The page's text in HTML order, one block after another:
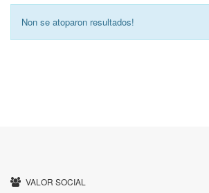
Non se atoparon resultados!
VALOR SOCIAL